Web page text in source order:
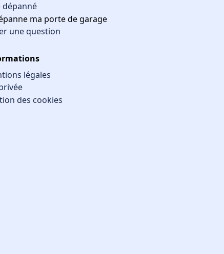
dépanné
ma porte de garage
une question
légales
des cookies